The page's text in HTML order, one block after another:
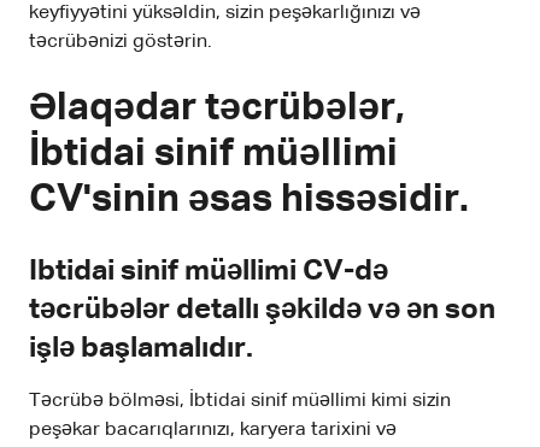
keyfiyyətini yüksəldin, sizin peşəkarlığınızı və
təcrübənizi göstərin.
Əlaqədar təcrübələr,
İbtidai sinif müəllimi
CV'sinin əsas hissəsidir.
Ibtidai sinif müəllimi CV-də
təcrübələr detallı şəkildə və ən son
işlə başlamalıdır.
Təcrübə bölməsi, İbtidai sinif müəllimi kimi sizin
peşəkar bacarıqlarınızı, karyera tarixini və